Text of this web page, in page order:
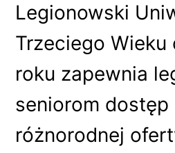
Legionowski
Trzeciego
roku zapewnia
seniorom dostęp
różnorodnej